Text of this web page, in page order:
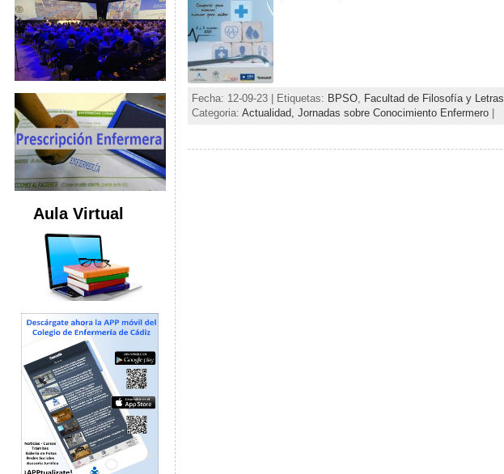
Aula Virtual
Fecha: 12-09-23 | Etiquetas: BPSO, Facultad de Filosofía y Letras
Categoria: Actualidad, Jornadas sobre Conocimiento Enfermero|